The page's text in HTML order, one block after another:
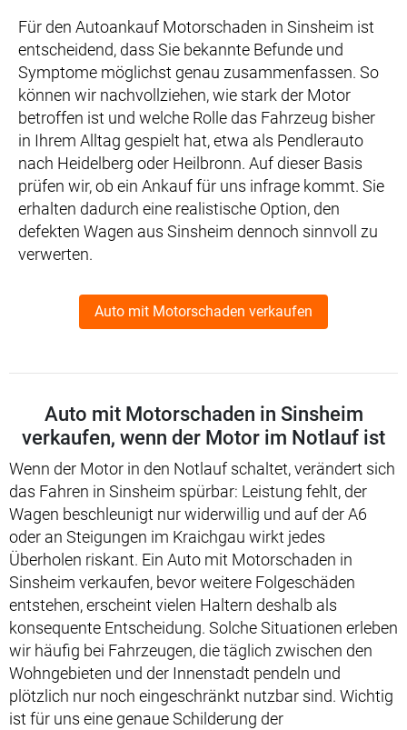
Für den Autoankauf Motorschaden in Sinsheim ist
entscheidend, dass Sie bekannte Befunde und
Symptome möglichst genau zusammenfassen. So
können wir nachvollziehen, wie stark der Motor
betroffen ist und welche Rolle das Fahrzeug bisher
in Ihrem Alltag gespielt hat, etwa als Pendlerauto
nach Heidelberg oder Heilbronn. Auf dieser Basis
prüfen wir, ob ein Ankauf für uns infrage kommt. Sie
erhalten dadurch eine realistische Option, den
defekten Wagen aus Sinsheim dennoch sinnvoll zu
verwerten.
Auto mit Motorschaden verkaufen
Auto mit Motorschaden in Sinsheim
verkaufen, wenn der Motor im Notlauf ist
Wenn der Motor in den Notlauf schaltet, verändert sich
das Fahren in Sinsheim spürbar: Leistung fehlt, der
Wagen beschleunigt nur widerwillig und auf der A6
oder an Steigungen im Kraichgau wirkt jedes
Überholen riskant. Ein Auto mit Motorschaden in
Sinsheim verkaufen, bevor weitere Folgeschäden
entstehen, erscheint vielen Haltern deshalb als
konsequente Entscheidung. Solche Situationen erleben
wir häufig bei Fahrzeugen, die täglich zwischen den
Wohngebieten und der Innenstadt pendeln und
plötzlich nur noch eingeschränkt nutzbar sind. Wichtig
ist für uns eine genaue Schilderung der